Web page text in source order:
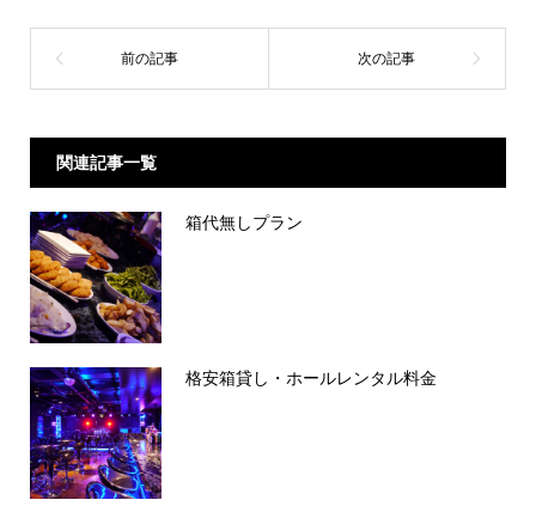
関連記事一覧
箱代無しプラン
格安箱貸し・ホールレンタル料金